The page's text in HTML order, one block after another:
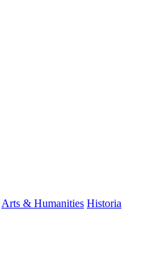
Arts & Humanities Historia